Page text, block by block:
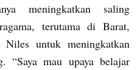
meningkatkan saling
terutama di Barat,
untuk meningkatkan
“Saya mau upaya belajar